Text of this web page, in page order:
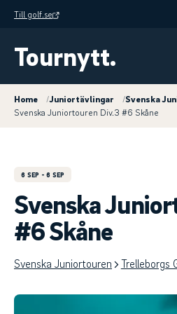
Till golf.se
Tournytt.
Home /Juniortävlingar /Svenska
Svenska Juniortouren Div.3 #6 Skåne
6 SEP - 6 SEP
Svenska
#6 Skåne
Svenska Juniortouren Trelleborgs